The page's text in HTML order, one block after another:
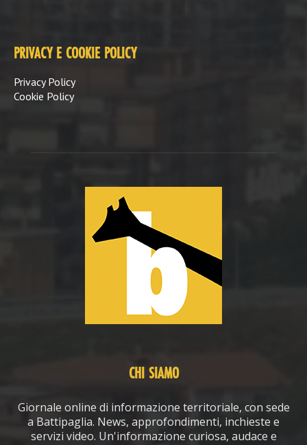
PRIVACY E COOKIE POLICY
Privacy Policy
Cookie Policy
CHI SIAMO
Giornale online di informazione territoriale, con sede
a Battipaglia. News, approfondimenti, inchieste e
servizi video. Un'informazione curiosa, audace e